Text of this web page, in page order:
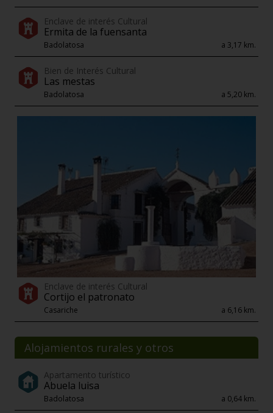
Enclave de interés Cultural
Ermita de la fuensanta
Badolatosa a 3,17 km.
Bien de Interés Cultural
Las mestas
Badolatosa a 5,20 km.
Enclave de interés Cultural
Cortijo el patronato
Casariche a 6,16 km.
Alojamientos rurales y otros
Apartamento turístico
Abuela luisa
Badolatosa a 0,64 km.